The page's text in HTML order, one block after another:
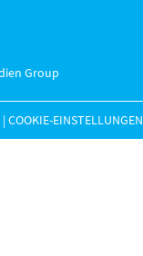
Group
|COOKIE-EINSTELLUNGEN